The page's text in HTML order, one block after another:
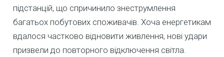
підстанцій, що спричинило знеструмлення
багатьох побутових споживачів. Хоча енергетикам
вдалося частково відновити живлення, нові удари
призвели до повторного відключення світла.